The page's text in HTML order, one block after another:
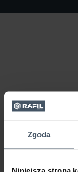
Zgoda
Niniejsza strona